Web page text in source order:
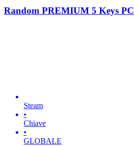
Random PREMIUM 5 Keys PC
Steam
•
Chiave
•
GLOBALE